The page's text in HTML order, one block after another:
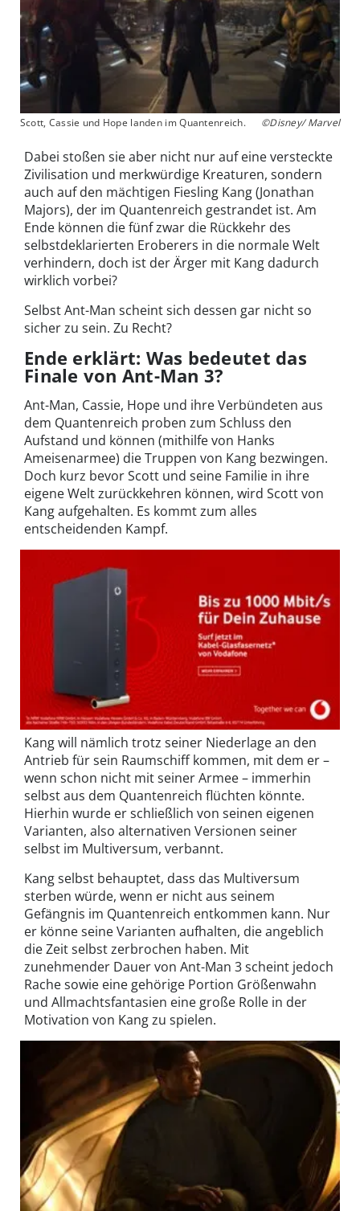
Scott, Cassie und Hope landen im Quantenreich. ©Disney/ Marvel
Dabei stoßen sie aber nicht nur auf eine versteckte
Zivilisation und merkwürdige Kreaturen, sondern
auch auf den mächtigen Fiesling Kang (Jonathan
Majors), der im Quantenreich gestrandet ist. Am
Ende können die fünf zwar die Rückkehr des
selbstdeklarierten Eroberers in die normale Welt
verhindern, doch ist der Ärger mit Kang dadurch
wirklich vorbei?
Selbst Ant-Man scheint sich dessen gar nicht so
sicher zu sein. Zu Recht?
Ende erklärt: Was bedeutet das
Finale von Ant-Man 3?
Ant-Man, Cassie, Hope und ihre Verbündeten aus
dem Quantenreich proben zum Schluss den
Aufstand und können (mithilfe von Hanks
Ameisenarmee) die Truppen von Kang bezwingen.
Doch kurz bevor Scott und seine Familie in ihre
eigene Welt zurückkehren können, wird Scott von
Kang aufgehalten. Es kommt zum alles
entscheidenden Kampf.
Kang will nämlich trotz seiner Niederlage an den
Antrieb für sein Raumschiff kommen, mit dem er –
wenn schon nicht mit seiner Armee – immerhin
selbst aus dem Quantenreich flüchten könnte.
Hierhin wurde er schließlich von seinen eigenen
Varianten, also alternativen Versionen seiner
selbst im Multiversum, verbannt.
Kang selbst behauptet, dass das Multiversum
sterben würde, wenn er nicht aus seinem
Gefängnis im Quantenreich entkommen kann. Nur
er könne seine Varianten aufhalten, die angeblich
die Zeit selbst zerbrochen haben. Mit
zunehmender Dauer von Ant-Man 3 scheint jedoch
Rache sowie eine gehörige Portion Größenwahn
und Allmachtsfantasien eine große Rolle in der
Motivation von Kang zu spielen.